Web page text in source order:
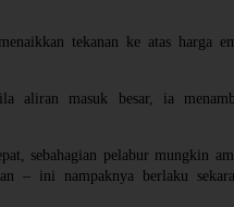
tekanan ke atas harga
aliran masuk besar, ia
sebahagian pelabur mungkin
– ini nampaknya berlaku